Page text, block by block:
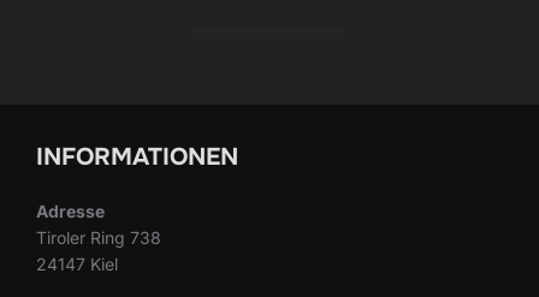
INFORMATIONEN
Adresse
Tiroler Ring 738
24147 Kiel